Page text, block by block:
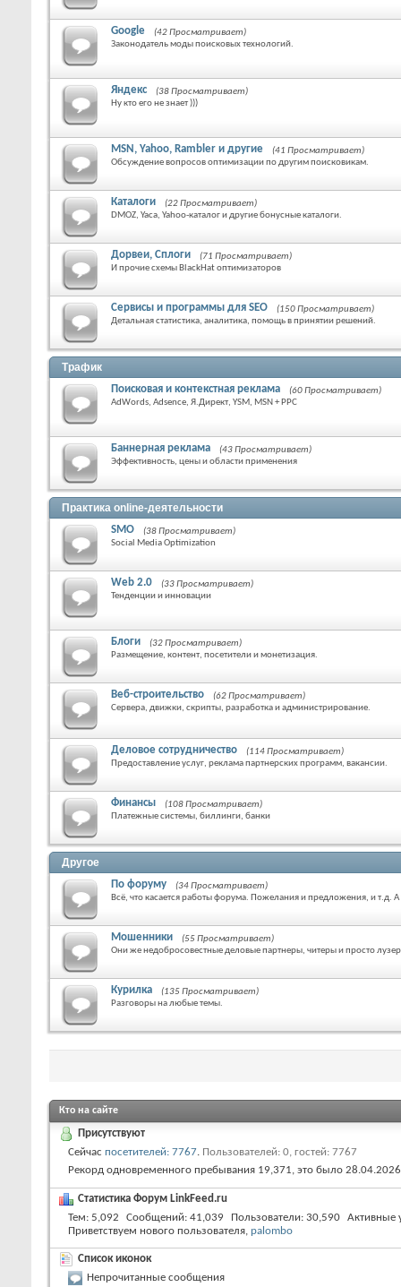
Google
(42 Просматривает)
Законодатель моды поисковых технологий.
Яндекс
(38 Просматривает)
Ну кто его не знает )))
MSN, Yahoo, Rambler и другие
(41 Просматривает)
Обсуждение вопросов оптимизации по другим поисковикам.
Каталоги
(22 Просматривает)
DMOZ, Yaca, Yahoo-каталог и другие бонусные каталоги.
Дорвеи, Сплоги
(71 Просматривает)
И прочие схемы BlackHat оптимизаторов
Сервисы и программы для SEO
(150 Просматривает)
Детальная статистика, аналитика, помощь в принятии решений.
Трафик
Поисковая и контекстная реклама
(60 Просматривает)
AdWords, Adsence, Я.Директ, YSM, MSN + PPC
Баннерная реклама
(43 Просматривает)
Эффективность, цены и области применения
Практика online-деятельности
SMO
(38 Просматривает)
Social Media Optimization
Web 2.0
(33 Просматривает)
Тенденции и инновации
Блоги
(32 Просматривает)
Размещение, контент, посетители и монетизация.
Веб-строительство
(62 Просматривает)
Сервера, движки, скрипты, разработка и администрирование.
Деловое сотрудничество
(114 Просматривает)
Предоставление услуг, реклама партнерских программ, вакансии.
Финансы
(108 Просматривает)
Платежные системы, биллинги, банки
Другое
По форуму
(34 Просматривает)
Всё, что касается работы форума. Пожелания и предложения, и т.д.
Мошенники
(55 Просматривает)
Они же недобросовестные деловые партнеры, читеры и просто
Курилка
(135 Просматривает)
Разговоры на любые темы.
Кто на сайте
Присутствуют
Сейчас посетителей: 7767. Пользователей: 0, гостей: 7767
Рекорд одновременного пребывания 19,371, это было
Статистика Форум LinkFeed.ru
Тем 5,092 Сообщений 41,039 Пользователи 30,590 Активные
Приветствуем нового пользователя, palombo
Список иконок
Непрочитанные сообщения